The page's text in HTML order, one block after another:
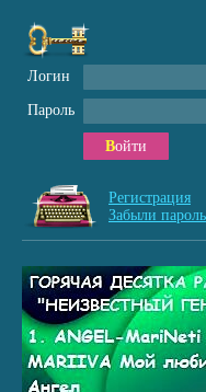
Логин
Пароль
Войти
Регистрация
Забыли